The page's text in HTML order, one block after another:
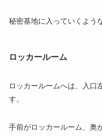
秘密基地に入っていくよう
ロッカールーム
ロッカールームへは、入口
す。
手前がロッカールーム、奥